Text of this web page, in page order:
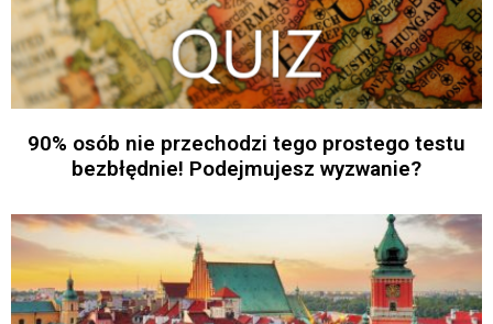
90% osób nie przechodzi tego prostego testu
bezbłędnie! Podejmujesz wyzwanie?